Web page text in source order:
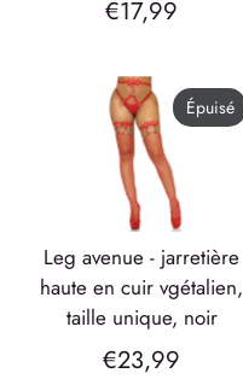
€17,99
leg avenue - jarretière
haute en cuir vgétalien,
taille unique, noir
€23,99
Épuisé